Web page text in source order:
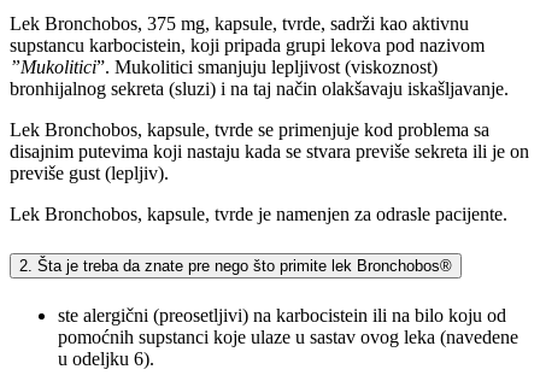
Lek Bronchobos, 375 mg, kapsule, tvrde, sadrži kao aktivnu
supstancu karbocistein, koji pripada grupi lekova pod nazivom
”Mukolitici”. Mukolitici smanjuju lepljivost (viskoznost)
bronhijalnog sekreta (sluzi) i na taj način olakšavaju iskašljavanje.
Lek Bronchobos, kapsule, tvrde se primenjuje kod problema sa
disajnim putevima koji nastaju kada se stvara previše sekreta ili je on
previše gust (lepljiv).
Lek Bronchobos, kapsule, tvrde je namenjen za odrasle pacijente.
2. Šta je treba da znate pre nego što primite lek Bronchobos®
ste alergični (preosetljivi) na karbocistein ili na bilo koju od
pomoćnih supstanci koje ulaze u sastav ovog leka (navedene
u odeljku 6).